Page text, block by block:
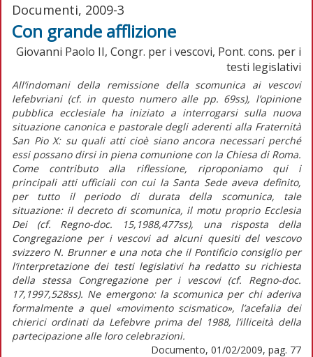
Documenti, 2009-3
Con grande afflizione
Giovanni Paolo II, Congr. per i vescovi, Pont. cons. per i
testi legislativi
All’indomani della remissione della scomunica ai vescovi
lefebvriani (cf. in questo numero alle pp. 69ss), l’opinione
pubblica ecclesiale ha iniziato a interrogarsi sulla nuova
situazione canonica e pastorale degli aderenti alla Fraternità
San Pio X: su quali atti cioè siano ancora necessari perché
essi possano dirsi in piena comunione con la Chiesa di Roma.
Come contributo alla riflessione, riproponiamo qui i
principali atti ufficiali con cui la Santa Sede aveva definito,
per tutto il periodo di durata della scomunica, tale
situazione: il decreto di scomunica, il motu proprio Ecclesia
Dei (cf. Regno-doc. 15,1988,477ss), una risposta della
Congregazione per i vescovi ad alcuni quesiti del vescovo
svizzero N. Brunner e una nota che il Pontificio consiglio per
l’interpretazione dei testi legislativi ha redatto su richiesta
della stessa Congregazione per i vescovi (cf. Regno-doc.
17,1997,528ss). Ne emergono: la scomunica per chi aderiva
formalmente a quel «movimento scismatico», l’acefalia dei
chierici ordinati da Lefebvre prima del 1988, l’illiceità della
partecipazione alle loro celebrazioni.
Documento, 01/02/2009, pag. 77